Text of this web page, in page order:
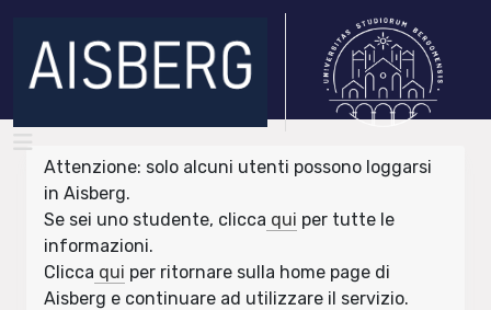
Attenzione: solo alcuni utenti possono loggarsi
in Aisberg.
Se sei uno studente, clicca qui per tutte le
informazioni.
Clicca qui per ritornare sulla home page di
Aisberg e continuare ad utilizzare il servizio.